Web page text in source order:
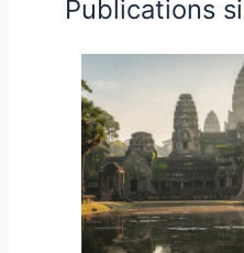
Publications